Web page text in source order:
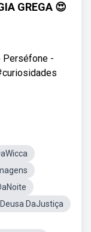
GREGA 😍
Perséfone -
DaJustiça